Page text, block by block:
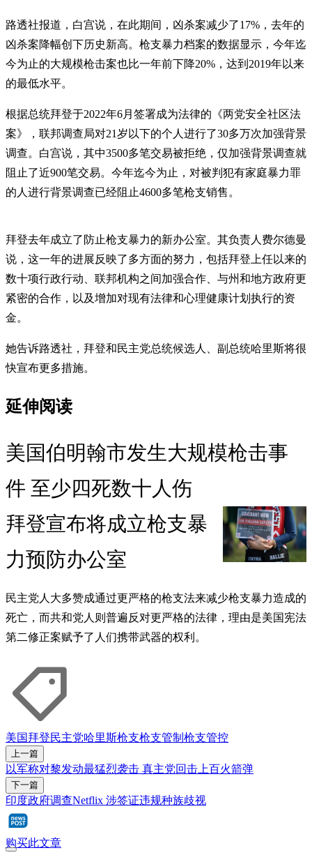
路透社报道，白宫说，在此期间，凶杀案减少了17%，去年的
凶杀案降幅创下历史新高。枪支暴力档案的数据显示，今年迄
今为止的大规模枪击案也比一年前下降20%，达到2019年以来
的最低水平。
根据总统拜登于2022年6月签署成为法律的《两党安全社区法
案》，联邦调查局对21岁以下的个人进行了30多万次加强背景
调查。白宫说，其中3500多笔交易被拒绝，仅加强背景调查就
阻止了近900笔交易。今年迄今为止，对被判犯有家庭暴力罪
的人进行背景调查已经阻止4600多笔枪支销售。
拜登去年成立了防止枪支暴力的新办公室。其负责人费尔德曼
说，这一年的进展反映了多方面的努力，包括拜登上任以来的
数十项行政行动、联邦机构之间加强合作、与州和地方政府更
紧密的合作，以及增加对现有法律和心理健康计划执行的资
金。
她告诉路透社，拜登和民主党总统候选人、副总统哈里斯将很
快宣布更多措施。
延伸阅读
美国伯明翰市发生大规模枪击事
件 至少四死数十人伤
拜登宣布将成立枪支暴
力预防办公室
民主党人大多赞成通过更严格的枪支法来减少枪支暴力造成的
死亡，而共和党人则普遍反对更严格的法律，理由是美国宪法
第二修正案赋予了人们携带武器的权利。
美国拜登民主党哈里斯枪支枪支管制 枪支管控
上一篇
以军称对黎发动最猛烈袭击 真主党回击上百火箭弹
下一篇
印度政府调查Netflix 涉签证违规种族歧视
购买此文章